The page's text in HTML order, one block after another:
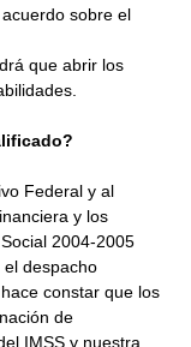
sobre el
que abrir los
Federal y al
y los
2004-2005
despacho
constar que los
de
IMSS y nuestra